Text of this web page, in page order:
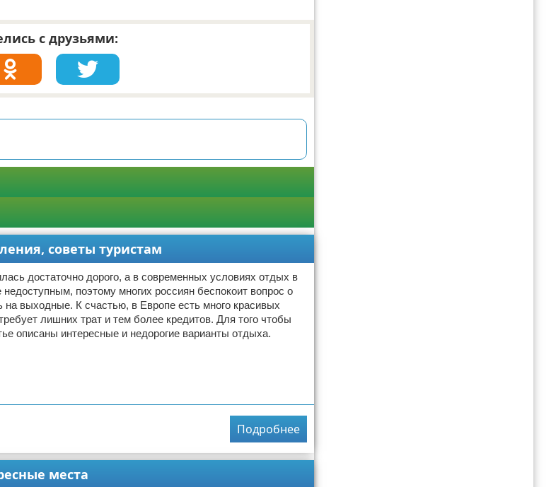
с друзьями:
советы туристам
достаточно дорого, а в современных условиях отдых в
поэтому многих россиян беспокоит вопрос о
выходные. К счастью, в Европе есть много красивых
лишних трат и тем более кредитов. Для того чтобы
описаны интересные и недорогие варианты отдыха.
Подробнее
места